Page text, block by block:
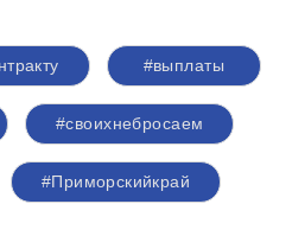
#выплаты
#своихнебросаем
#Приморскийкрай